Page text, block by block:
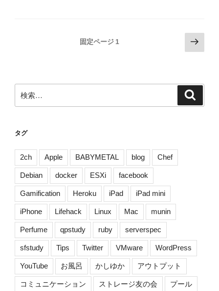
ー
ジ
り
固定ページ 1
次
の
ジ
索:
タグ
2ch Apple BABYMETAL blog Chef
Debian docker ESXi facebook
Gamification Heroku iPad iPad mini
iPhone Lifehack Linux Mac munin
Perfume qpstudy ruby serverspec
sfstudy Tips Twitter VMware WordPress
YouTube お風呂 かしゆか アウトプット
コミュニケーション ストレージ友の会 プール